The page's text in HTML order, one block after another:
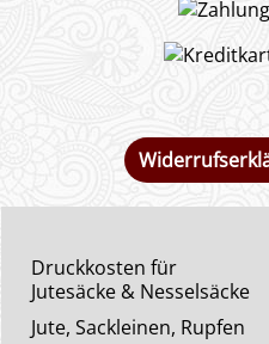
Druckkosten für
Jutesäcke & Nesselsäcke
Jute, Sackleinen, Rupfen